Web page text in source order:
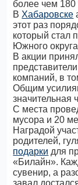
более чем 180
В Хабаровске
этот раз
который стал
Южного
В акции
компаний, в
Общим
значительная
С места
мусора и 20
Наградой
родителей,
подарки для
«Билайн».
сувенир, а
завал